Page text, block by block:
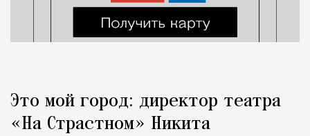
Это мой город: директор театра
«На Страстном» Никита